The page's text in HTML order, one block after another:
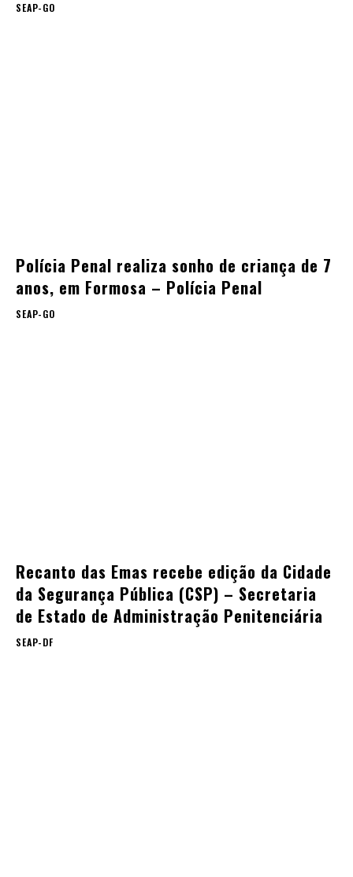
SEAP-GO
Polícia Penal realiza sonho de criança de 7
anos, em Formosa – Polícia Penal
SEAP-GO
Recanto das Emas recebe edição da Cidade
da Segurança Pública (CSP) – Secretaria
de Estado de Administração Penitenciária
SEAP-DF